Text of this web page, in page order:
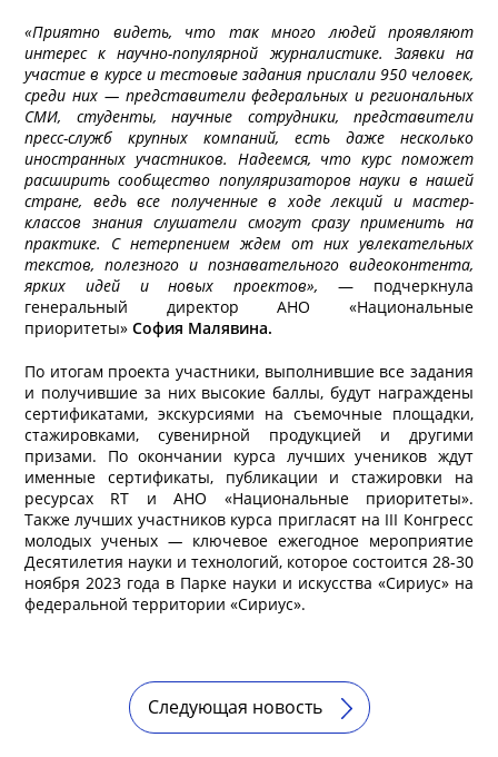
«Приятно видеть, что так много людей проявляют
интерес к научно-популярной журналистике. Заявки на
участие в курсе и тестовые задания прислали 950 человек,
среди них — представители федеральных и региональных
СМИ, студенты, научные сотрудники, представители
пресс-служб крупных компаний, есть даже несколько
иностранных участников. Надеемся, что курс поможет
расширить сообщество популяризаторов науки в нашей
стране, ведь все полученные в ходе лекций и мастер-
классов знания слушатели смогут сразу применить на
практике. С нетерпением ждем от них увлекательных
текстов, полезного и познавательного видеоконтента,
ярких идей и новых проектов»,— подчеркнула
генеральный директор АНО «Национальные
приоритеты» София Малявина.
По итогам проекта участники, выполнившие все задания
и получившие за них высокие баллы, будут награждены
сертификатами, экскурсиями на съемочные площадки,
стажировками, сувенирной продукцией и другими
призами. По окончании курса лучших учеников ждут
именные сертификаты, публикации и стажировки на
ресурсах RT и АНО «Национальные приоритеты».
Такжелучших участников курса пригласят на III Конгресс
молодых ученых — ключевое ежегодное мероприятие
Десятилетия науки и технологий, которое состоится 28-30
ноября 2023 года в Парке науки и искусства «Сириус» на
федеральной территории «Сириус».
Следующая новость